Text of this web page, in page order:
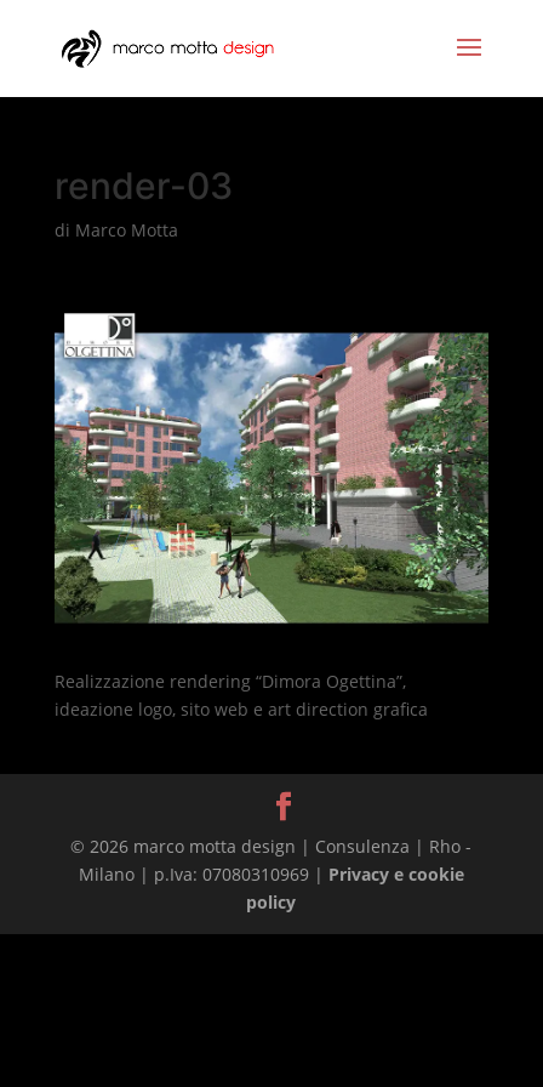
render-03
di Marco Motta
Realizzazione rendering “Dimora Ogettina”,
ideazione logo, sito web e art direction grafica
© 2026 marco motta design | Consulenza | Rho -
Milano | p.Iva: 07080310969 | Privacy e cookie
policy